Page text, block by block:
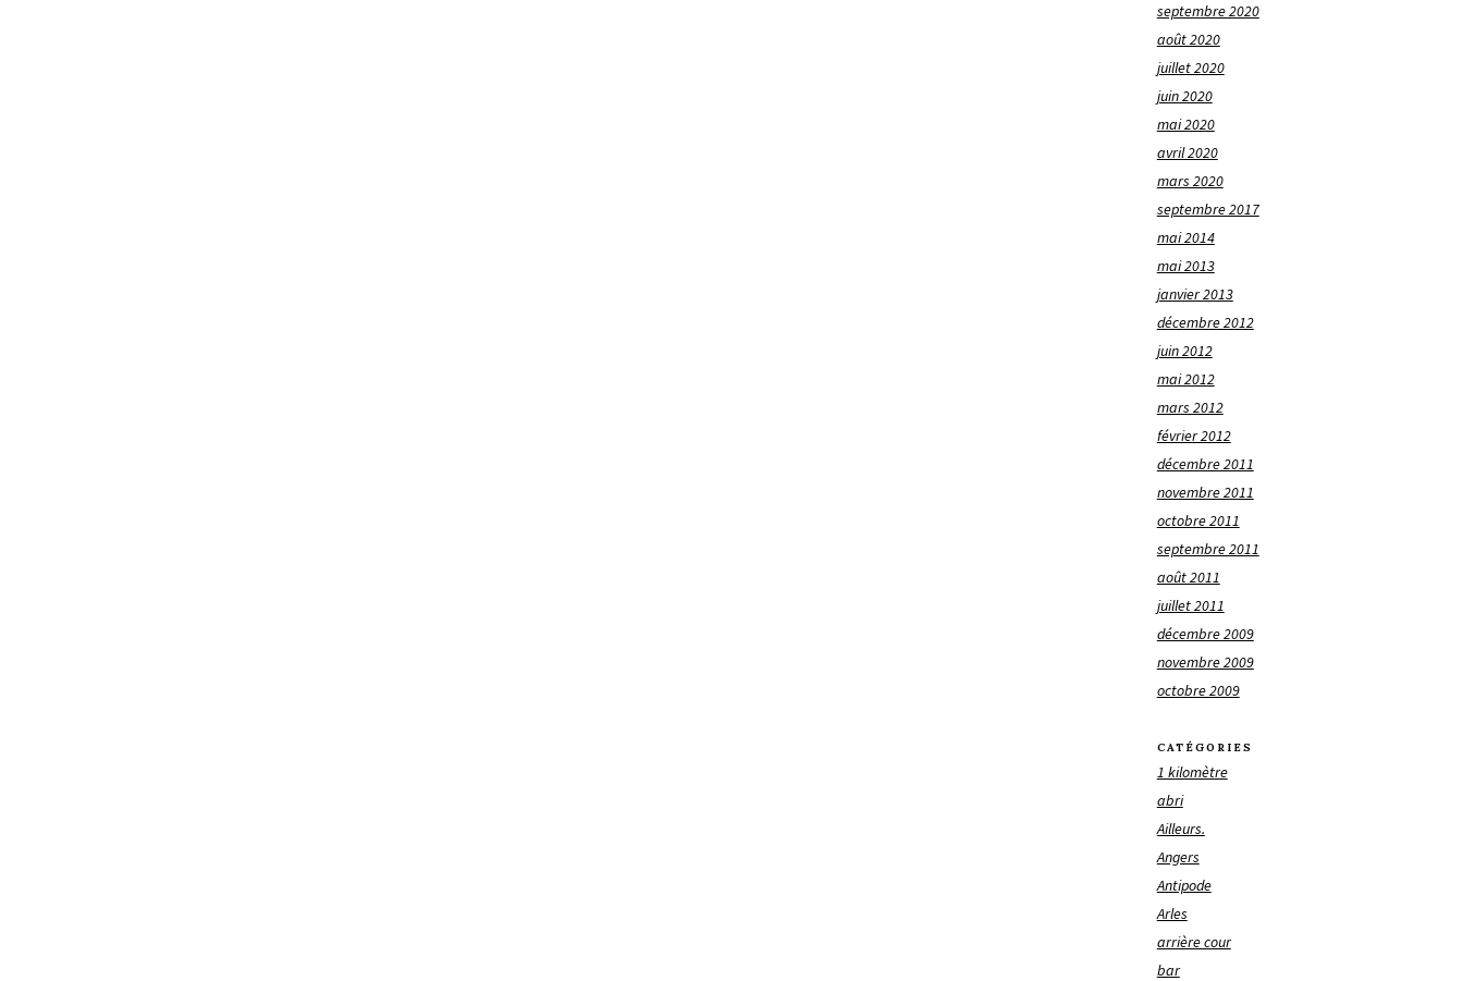
septembre 2020
août 2020
juillet 2020
juin 2020
mai 2020
avril 2020
mars 2020
septembre 2017
mai 2014
mai 2013
janvier 2013
décembre 2012
juin 2012
mai 2012
mars 2012
février 2012
décembre 2011
novembre 2011
octobre 2011
septembre 2011
août 2011
juillet 2011
décembre 2009
novembre 2009
octobre 2009
CATÉGORIES
1 kilomètre
abri
Ailleurs.
Angers
Antipode
Arles
arrière cour
bar